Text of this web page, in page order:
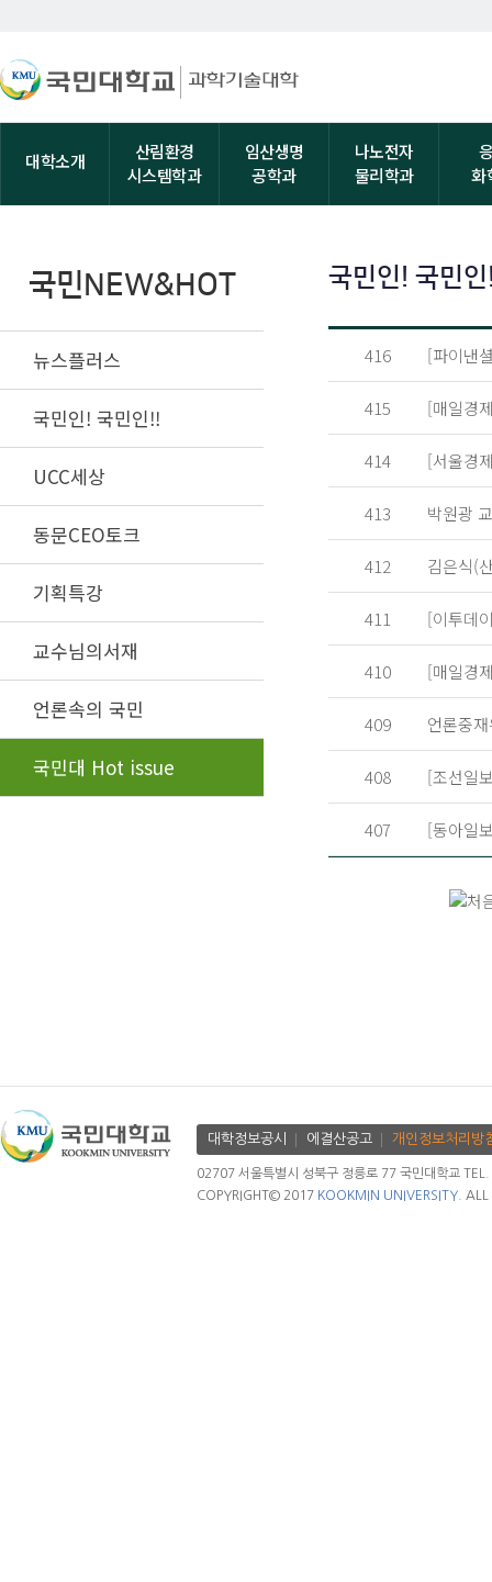
대학소개
산림환경
시스템학과
임산생명
공학과
나노전자
물리학과
화
국민NEW&HOT
뉴스플러스
국민인! 국민인!!
UCC세상
동문CEO토크
기획특강
교수님의서재
언론속의 국민
국민대 Hot issue
국민인! 국민
416 [파이낸
415 [매일경
414 [서울경
413 박원광
412 김은식(
411 [이투데
410 [매일경
409 언론중
408 [조선일
407 [동아일
대학정보공시 에결산공고 개인정보처리방
02707 서울특별시 성북구 정릉로 77 국민대학교
COPYRIGHT© 2017 KOOKMIN UNIVERSITY. ALL